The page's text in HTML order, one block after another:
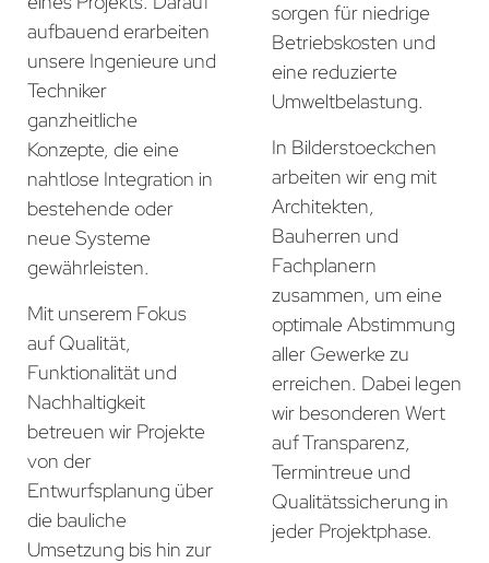
aufbauend erarbeiten
unsere Ingenieure und
Techniker
ganzheitliche
Konzepte, die eine
nahtlose Integration in
bestehende oder
neue Systeme
gewährleisten.
Mit unserem Fokus
auf Qualität,
Funktionalität und
Nachhaltigkeit
betreuen wir Projekte
von der
Entwurfsplanung über
die bauliche
Umsetzung bis hin zur
sorgen für niedrige
Betriebskosten und
eine reduzierte
Umweltbelastung.
In Bilderstoeckchen
arbeiten wir eng mit
Architekten,
Bauherren und
Fachplanern
zusammen, um eine
optimale Abstimmung
aller Gewerke zu
erreichen. Dabei legen
wir besonderen Wert
auf Transparenz,
Termintreue und
Qualitätssicherung in
jeder Projektphase.